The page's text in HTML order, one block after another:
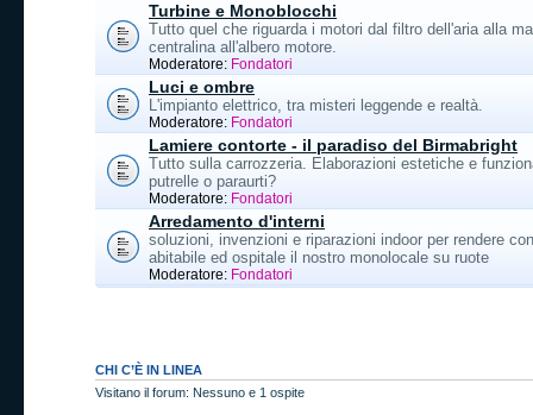
Turbine e Monoblocchi
Tutto quel che riguarda i motori dal filtro dell'aria alla
centralina all'albero motore.
Moderatore: Fondatori
Luci e ombre
L'impianto elettrico, tra misteri leggende e realtà.
Moderatore: Fondatori
Lamiere contorte - il paradiso del Birmabright
Tutto sulla carrozzeria. Elaborazioni estetiche e
putrelle o paraurti?
Moderatore: Fondatori
Arredamento d'interni
soluzioni, invenzioni e riparazioni indoor per rendere
abitabile ed ospitale il nostro monolocale su ruote
Moderatore: Fondatori
CHI C’È IN LINEA
Visitano il forum: Nessuno e 1 ospite